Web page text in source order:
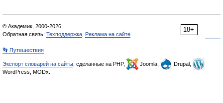
18+
© Академик, 2000-2026
Обратная связь: Техподдержка Реклама на сайте
👣 Путешествия
Экспорт словарей на сайты , сделанные на PHP, Joomla,
Drupal,
WordPress, MODx.